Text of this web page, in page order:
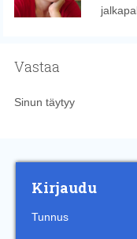
Vastaa
Sinun täytyy
Kirjaudu
Tunnus